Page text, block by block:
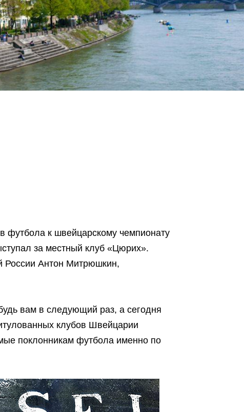
футбола к швейцарскому чемпионату
за местный клуб «Цюрих».
России Антон Митрюшкин,
вам в следующий раз, а сегодня
клубов Швейцарии
поклонникам футбола именно по